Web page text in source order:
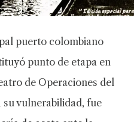
puerto colombiano
punto de etapa en
de Operaciones del
vulnerabilidad, fue